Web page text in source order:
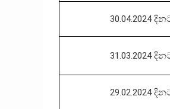
30.04.2024
31.03.2024
29.02.2024